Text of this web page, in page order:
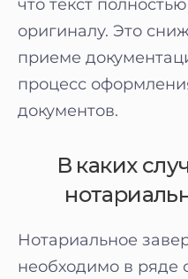
что текст
оригиналу. Это
приеме
процесс
документов.
В каких
Нотариальное
необходимо в ряде